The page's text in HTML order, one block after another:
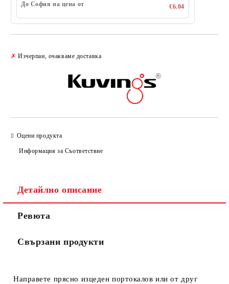
До София на цена от
€6.04
✗ Изчерпан, очакваме доставка
Оцени продукта
Информация за Съответствие
Детайлно описание
Ревюта
Свързани продукти
Направете прясно изцеден портокалов или от друг